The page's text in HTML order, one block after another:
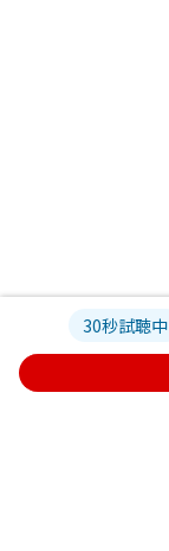
30秒試聴中